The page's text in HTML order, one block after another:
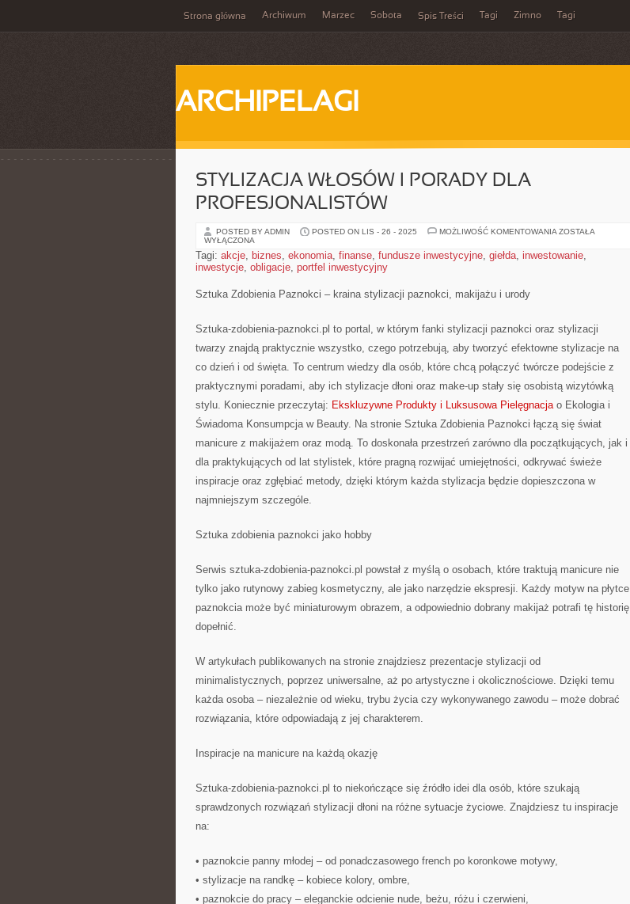
Strona główna Archiwum Marzec Sobota Spis Treści Tagi Zimno Tagi
ARCHIPELAGI
STYLIZACJA WŁOSÓW I PORADY DLA
PROFESJONALISTÓW
POSTED BY ADMIN POSTED ON LIS - 26 - 2025 MOŻLIWOŚĆ KOMENTOWANIA STYLIZACJA
PORADY
ZOSTAŁA
WYŁĄCZONA
Tagi: akcje, biznes, ekonomia, finanse, fundusze inwestycyjne, giełda, inwestowanie,
inwestycje, obligacje, portfel inwestycyjny
Sztuka Zdobienia Paznokci – kraina stylizacji paznokci, makijażu i urody
Sztuka-zdobienia-paznokci.pl to portal, w którym fanki stylizacji paznokci oraz stylizacji
twarzy znajdą praktycznie wszystko, czego potrzebują, aby tworzyć efektowne stylizacje na
co dzień i od święta. To centrum wiedzy dla osób, które chcą połączyć twórcze podejście z
praktycznymi poradami, aby ich stylizacje dłoni oraz make-up stały się osobistą wizytówką
stylu. Koniecznie przeczytaj: Ekskluzywne Produkty i Luksusowa Pielęgnacjao Ekologia i
Świadoma Konsumpcja w Beauty. Na stronie Sztuka Zdobienia Paznokci łączą się świat
manicure z makijażem oraz modą. To doskonała przestrzeń zarówno dla początkujących, jak i
dla praktykujących od lat stylistek, które pragną rozwijać umiejętności, odkrywać świeże
inspiracje oraz zgłębiać metody, dzięki którym każda stylizacja będzie dopieszczona w
najmniejszym szczególe.
Sztuka zdobienia paznokci jako hobby
Serwis sztuka-zdobienia-paznokci.pl powstał z myślą o osobach, które traktują manicure nie
tylko jako rutynowy zabieg kosmetyczny, ale jako narzędzie ekspresji. Każdy motyw na płytce
paznokcia może być miniaturowym obrazem, a odpowiednio dobrany makijaż potrafi tę historię
dopełnić.
W artykułach publikowanych na stronie znajdziesz prezentacje stylizacji od
minimalistycznych, poprzez uniwersalne, aż po artystyczne i okolicznościowe. Dzięki temu
każda osoba – niezależnie od wieku, trybu życia czy wykonywanego zawodu – może dobrać
rozwiązania, które odpowiadają z jej charakterem.
Inspiracje na manicure na każdą okazję
Sztuka-zdobienia-paznokci.pl to niekończące się źródło idei dla osób, które szukają
sprawdzonych rozwiązań stylizacji dłoni na różne sytuacje życiowe. Znajdziesz tu inspiracje
na:
• paznokcie panny młodej – od ponadczasowego french po koronkowe motywy,
• stylizacje na randkę – kobiece kolory, ombre,
• paznokcie do pracy – eleganckie odcienie nude, beżu, różu i czerwieni,